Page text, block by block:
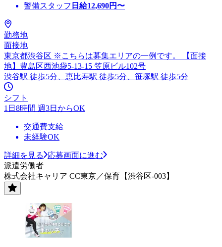
警備スタッフ 日給12,690円〜
勤務地
面接地
東京都渋谷区 ※こちらは募集エリアの一例です。 【面接
地】豊島区西池袋5-13-15 笠原ビル102号
渋谷駅 徒歩5分、恵比寿駅 徒歩5分、笹塚駅 徒歩5分
シフト
1日8時間 週3日からOK
交通費支給
未経験OK
詳細を見る
応募画面に進む
派遣労働者
株式会社キャリア CC東京／保育【渋谷区-003】